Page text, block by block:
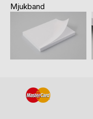
Mjukband